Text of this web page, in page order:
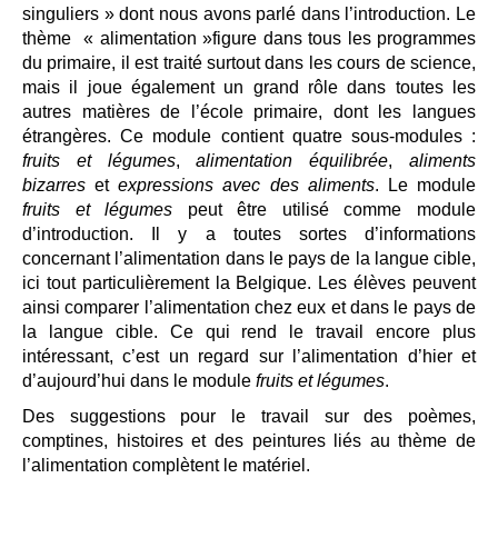
singuliers » dont nous avons parlé dans l’introduction. Le
thème « alimentation »figure dans tous les programmes
du primaire, il est traité surtout dans les cours de science,
mais il joue également un grand rôle dans toutes les
autres matières de l’école primaire, dont les langues
étrangères. Ce module contient quatre sous-modules :
fruits et légumes,alimentation équilibrée,aliments
bizarres etexpressions avec des aliments. Le module
fruits et légumes peut être utilisé comme module
d’introduction. Il y a toutes sortes d’informations
concernant l’alimentation dans le pays de la langue cible,
ici tout particulièrement la Belgique. Les élèves peuvent
ainsi comparer l’alimentation chez eux et dans le pays de
la langue cible. Ce qui rend le travail encore plus
intéressant, c’est un regard sur l’alimentation d’hier et
d’aujourd’hui dans le module fruits et légumes.
Des suggestions pour le travail sur des poèmes,
comptines, histoires et des peintures liés au thème de
l’alimentation complètent le matériel.